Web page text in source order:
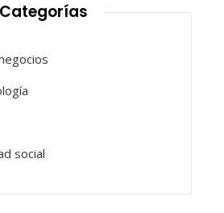
Categorías
social